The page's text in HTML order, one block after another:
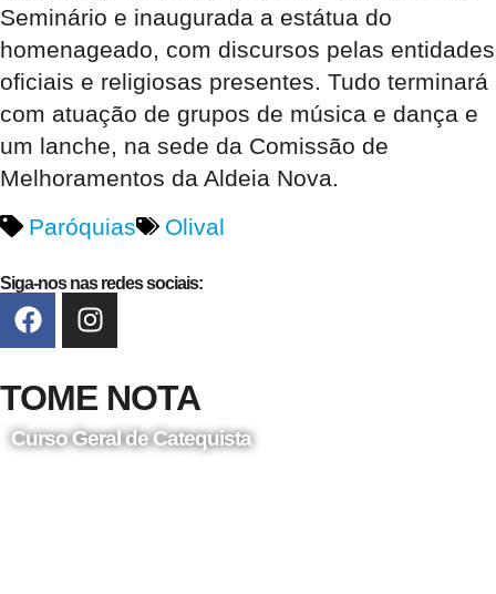
Seminário e inaugurada a estátua do
homenageado, com discursos pelas entidades
oficiais e religiosas presentes. Tudo terminará
com atuação de grupos de música e dança e
um lanche, na sede da Comissão de
Melhoramentos da Aldeia Nova.
Paróquias
Olival
Siga-nos nas redes sociais:
TOME NOTA
Curso Geral de Catequista